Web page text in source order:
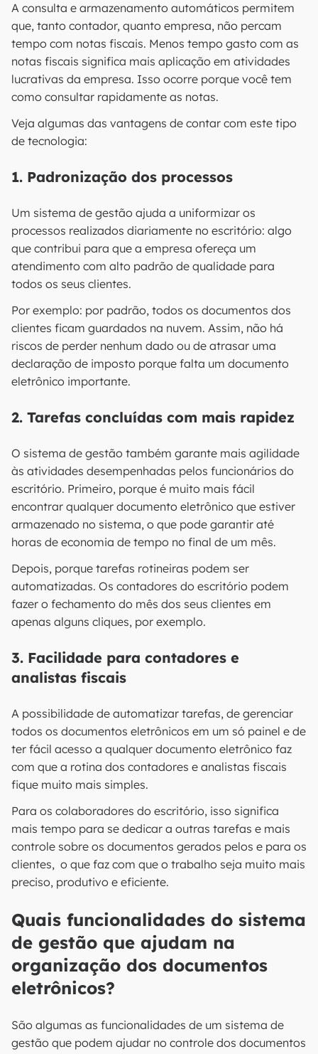
A consulta e armazenamento automáticos permitem
que, tanto contador, quanto empresa, não percam
tempo com notas fiscais. Menos tempo gasto com as
notas fiscais significa mais aplicação em atividades
lucrativas da empresa. Isso ocorre porque você tem
como consultar rapidamente as notas.
Veja algumas das vantagens de contar com este tipo
de tecnologia:
1. Padronização dos processos
Um sistema de gestão ajuda a uniformizar os
processos realizados diariamente no escritório: algo
que contribui para que a empresa ofereça um
atendimento com alto padrão de qualidade para
todos os seus clientes.
Por exemplo: por padrão, todos os documentos dos
clientes ficam guardados na nuvem. Assim, não há
riscos de perder nenhum dado ou de atrasar uma
declaração de imposto porque falta um documento
eletrônico importante.
2. Tarefas concluídas com mais rapidez
O sistema de gestão também garante mais agilidade
às atividades desempenhadas pelos funcionários do
escritório. Primeiro, porque é muito mais fácil
encontrar qualquer documento eletrônico que estiver
armazenado no sistema, o que pode garantir até
horas de economia de tempo no final de um mês.
Depois, porque tarefas rotineiras podem ser
automatizadas. Os contadores do escritório podem
fazer o fechamento do mês dos seus clientes em
apenas alguns cliques, por exemplo.
3. Facilidade para contadores e
analistas fiscais
A possibilidade de automatizar tarefas, de gerenciar
todos os documentos eletrônicos em um só painel e de
ter fácil acesso a qualquer documento eletrônico faz
com que a rotina dos contadores e analistas fiscais
fique muito mais simples.
Para os colaboradores do escritório, isso significa
mais tempo para se dedicar a outras tarefas e mais
controle sobre os documentos gerados pelos e para os
clientes, o que faz com que o trabalho seja muito mais
preciso, produtivo e eficiente.
Quais funcionalidades do sistema
de gestão que ajudam na
organização dos documentos
eletrônicos?
São algumas as funcionalidades de um sistema de
gestão que podem ajudar no controle dos documentos